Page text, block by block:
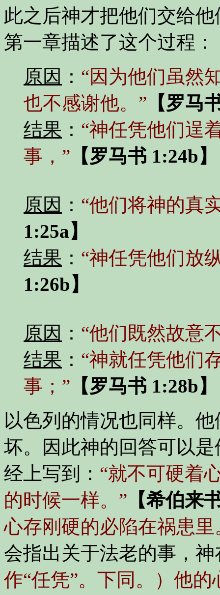
此之后神才把他们交给
第一章描述了这个过程：
原因 ： “因为他们虽然
也不感谢他。” 【罗马
结果 ： “神任凭他们逞
事，” 【罗马书 1:24b】
原因 ： “他们将神的真
1:25a】
结果 ： “神任凭他们放
1:26b】
原因 ： “他们既然故意
结果 ： “神就任凭他们
事；” 【罗马书 1:28b】
以色列的情况也同样。
坏。因此神的回答可以
经上写到： “就不可硬着
的时候一样。” 【希伯来
心存刚硬的必陷在祸患里
会指出关于法老的事，
作“任凭”。下同。）他